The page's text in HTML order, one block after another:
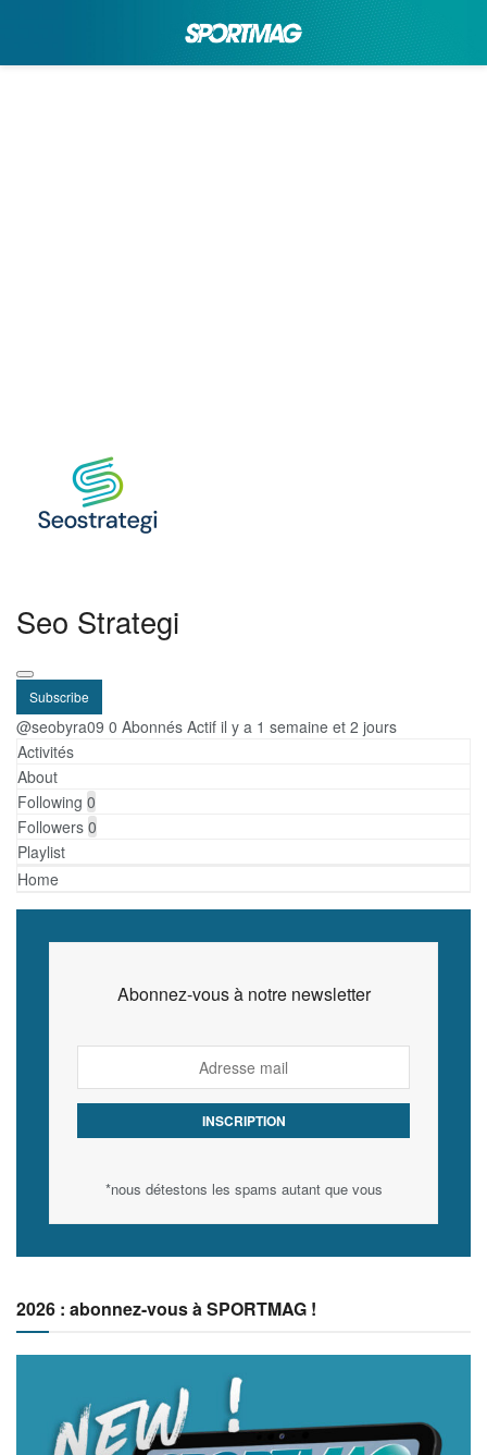
Seo Strategi
Subscribe
@seobyra09 0 Abonnés Actif il y a 1 semaine et 2 jours
Activités
About
Following 0
Followers 0
Playlist
Home
Abonnez-vous à notre newsletter
*nous détestons les spams autant que vous
2026 : abonnez-vous à SPORTMAG !